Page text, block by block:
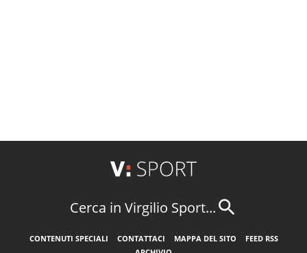
Cerca in Virgilio Sport...
CONTENUTI SPECIALI CONTATTACI MAPPA DEL SITO
FEED RSS